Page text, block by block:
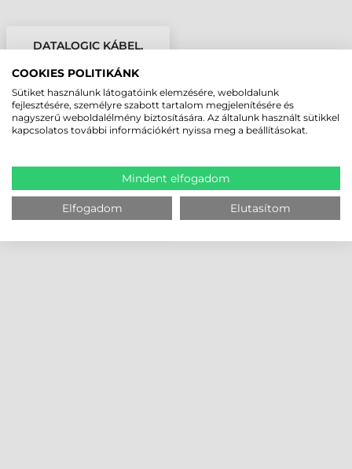
DATALOGIC KÁBEL,
TERMINÁLHOZ
COOKIES POLITIKÁNK
Sütiket használunk látogatóink elemzésére, weboldalunk
fejlesztésére, személyre szabott tartalom megjelenítésére és
nagyszerű weboldalélmény biztosítására. Az általunk használt sütikkel
kapcsolatos további információkért nyissa meg a beállításokat.
Mindent elfogadom
Elfogadom Elutasítom